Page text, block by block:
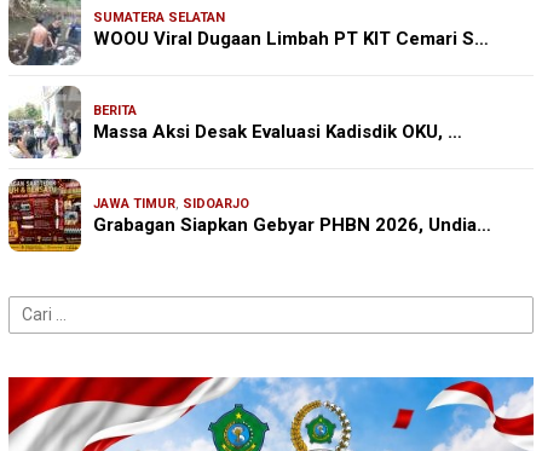
SUMATERA SELATAN
WOOU Viral Dugaan Limbah PT KIT Cemari S…
BERITA
Massa Aksi Desak Evaluasi Kadisdik OKU, …
JAWA TIMUR, SIDOARJO
Grabagan Siapkan Gebyar PHBN 2026, Undia…
Cari
untuk: